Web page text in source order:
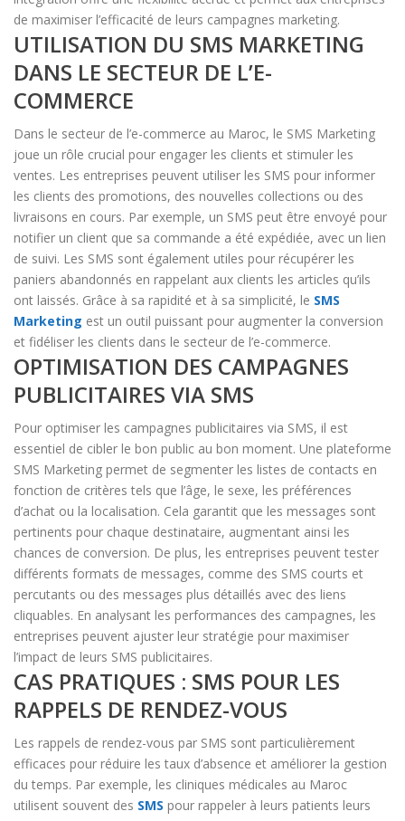
de maximiser l’efficacité de leurs campagnes marketing.
UTILISATION DU SMS MARKETING
DANS LE SECTEUR DE L’E-
COMMERCE
Dans le secteur de l’e-commerce au Maroc, le SMS Marketing
joue un rôle crucial pour engager les clients et stimuler les
ventes. Les entreprises peuvent utiliser les SMS pour informer
les clients des promotions, des nouvelles collections ou des
livraisons en cours. Par exemple, un SMS peut être envoyé pour
notifier un client que sa commande a été expédiée, avec un lien
de suivi. Les SMS sont également utiles pour récupérer les
paniers abandonnés en rappelant aux clients les articles qu’ils
ont laissés. Grâce à sa rapidité et à sa simplicité, le SMS
Marketing est un outil puissant pour augmenter la conversion
et fidéliser les clients dans le secteur de l’e-commerce.
OPTIMISATION DES CAMPAGNES
PUBLICITAIRES VIA SMS
Pour optimiser les campagnes publicitaires via SMS, il est
essentiel de cibler le bon public au bon moment. Une plateforme
SMS Marketing permet de segmenter les listes de contacts en
fonction de critères tels que l’âge, le sexe, les préférences
d’achat ou la localisation. Cela garantit que les messages sont
pertinents pour chaque destinataire, augmentant ainsi les
chances de conversion. De plus, les entreprises peuvent tester
différents formats de messages, comme des SMS courts et
percutants ou des messages plus détaillés avec des liens
cliquables. En analysant les performances des campagnes, les
entreprises peuvent ajuster leur stratégie pour maximiser
l’impact de leurs SMS publicitaires.
CAS PRATIQUES : SMS POUR LES
RAPPELS DE RENDEZ-VOUS
Les rappels de rendez-vous par SMS sont particulièrement
efficaces pour réduire les taux d’absence et améliorer la gestion
du temps. Par exemple, les cliniques médicales au Maroc
utilisent souvent des SMS pour rappeler à leurs patients leurs